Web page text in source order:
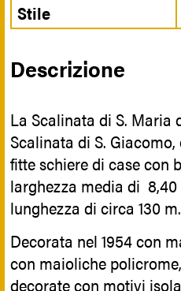
Stile
Descrizione
La Scalinata di S. Maria
Scalinata di S.
fitte schiere di case con
larghezza media di
lunghezza di circa 130 m.
Decorata nel 1954 con
con maioliche
decorate con motivi